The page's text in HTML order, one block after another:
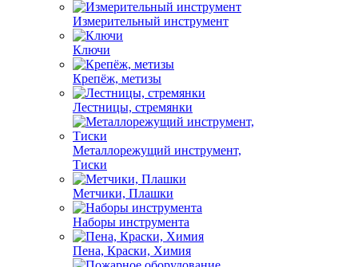
Измерительный инструмент
Ключи
Крепёж, метизы
Лестницы, стремянки
Металлорежущий инструмент,
Тиски
Метчики, Плашки
Наборы инструмента
Пена, Краски, Химия